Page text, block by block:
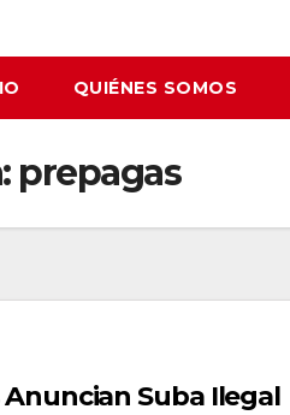
QUIÉNES SOMOS
prepagas
Suba Ilegal